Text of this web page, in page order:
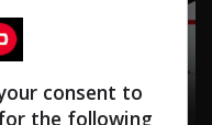
consent to
the following